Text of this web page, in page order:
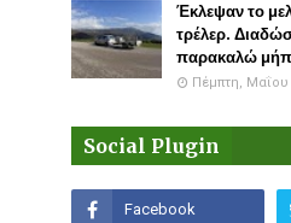
Έκλεψαν το
τρέλερ.
παρακαλώ
Πέμπτη, Μαΐου
Social Plugin